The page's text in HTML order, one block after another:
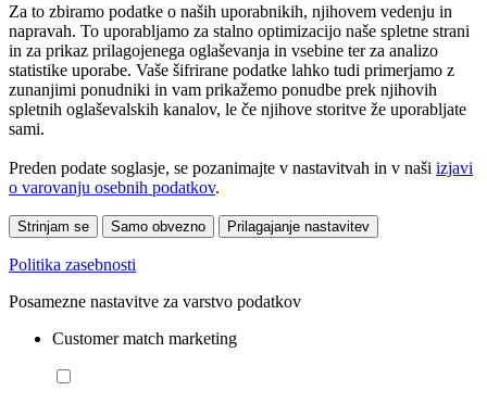
Za to zbiramo podatke o naših uporabnikih, njihovem vedenju in
napravah. To uporabljamo za stalno optimizacijo naše spletne strani
in za prikaz prilagojenega oglaševanja in vsebine ter za analizo
statistike uporabe. Vaše šifrirane podatke lahko tudi primerjamo z
zunanjimi ponudniki in vam prikažemo ponudbe prek njihovih
spletnih oglaševalskih kanalov, le če njihove storitve že uporabljate
sami.
Preden podate soglasje, se pozanimajte v nastavitvah in v naši izjavi
o varovanju osebnih podatkov.
Strinjam se Samo obvezno Prilagajanje nastavitev
Politika zasebnosti
Posamezne nastavitve za varstvo podatkov
Customer match marketing